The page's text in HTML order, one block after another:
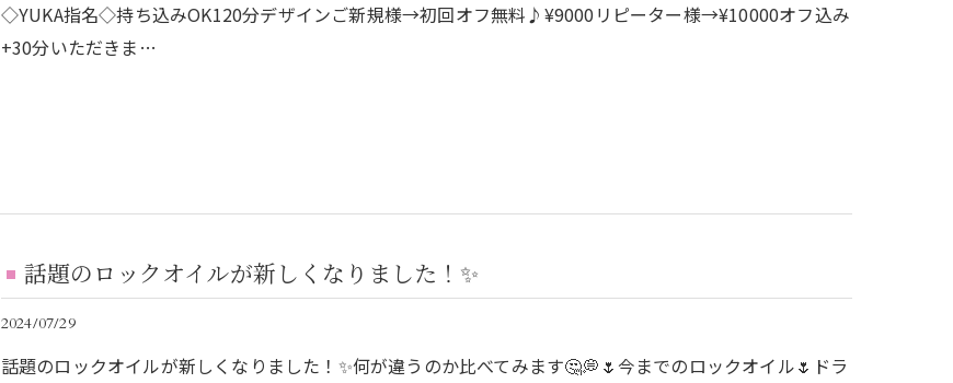
◇YUKA指名◇持ち込みOK120分デザインご新規様→初回オフ無料♪¥9000リピーター様→¥10000オフ込み
+30分いただきま…
話題のロックオイルが新しくなりました！✨
2024/07/29
話題のロックオイルが新しくなりました！✨何が違うのか比べてみます🤔💭🌷今までのロックオイル🌷ドラ